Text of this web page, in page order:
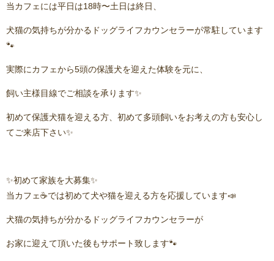
当カフェには平日は18時〜土日は終日、
犬猫の気持ちが分かるドッグライフカウンセラーが常駐しています
🐾
実際にカフェから5頭の保護犬を迎えた体験を元に、
飼い主様目線でご相談を承ります✨
初めて保護犬猫を迎える方、初めて多頭飼いをお考えの方も安心し
てご来店下さい✨
✨初めて家族を大募集✨
当カフェ☕️では初めて犬や猫を迎える方を応援しています📣
犬猫の気持ちが分かるドッグライフカウンセラーが
お家に迎えて頂いた後もサポート致します🐾